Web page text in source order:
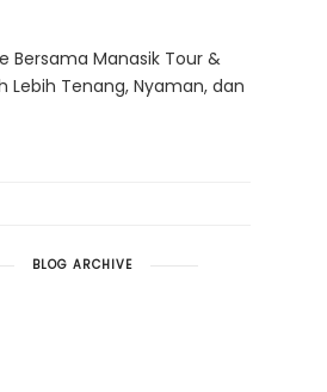
Bersama Manasik Tour &
Lebih Tenang, Nyaman, dan
BLOG ARCHIVE